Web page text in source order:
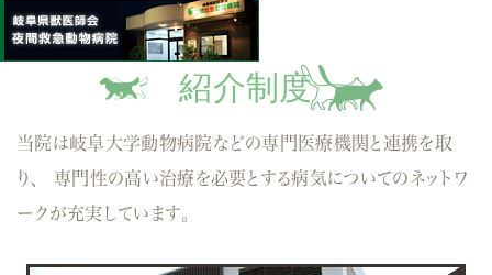
紹介制度
当院は岐阜大学動物病院などの専門医療機関と連携を取
り、
専門性の高い治療を必要とする病気についてのネットワ
ークが充実しています。